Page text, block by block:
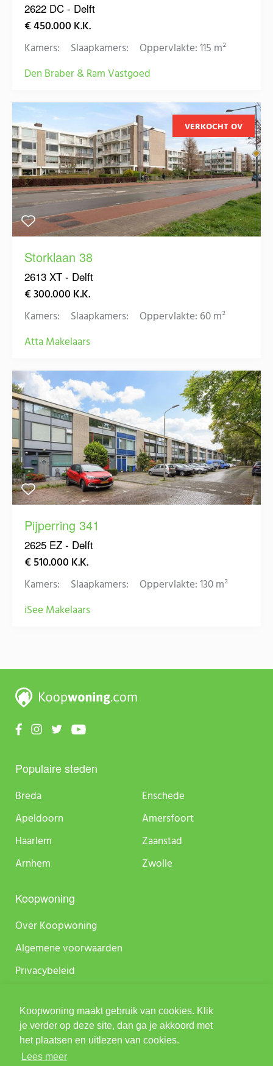
Koopwoning maakt gebruik van cookies. Klik
je verder op deze site, dan ga je akkoord met
het plaatsen en uitlezen van cookies.
Lees meer
2622 DC - Delft
€ 450.000 K.K.
Kamers: Slaapkamers:
Oppervlakte: 115 m²
Den Braber & Ram Vastgoed
VERKOCHT OV
Storklaan 38
2613 XT - Delft
€ 300.000 K.K.
Kamers: Slaapkamers:
Oppervlakte: 60 m²
Atta Makelaars
Pijperring 341
2625 EZ - Delft
€ 510.000 K.K.
Kamers: Slaapkamers:
Oppervlakte: 130 m²
iSee Makelaars
Populaire steden
Breda
Apeldoorn
Haarlem
Arnhem
Enschede
Amersfoort
Zaanstad
Zwolle
Koopwoning
Over Koopwoning
Algemene voorwaarden
Privacybeleid
Copyright 2026, Koopwoning is onderdeel van